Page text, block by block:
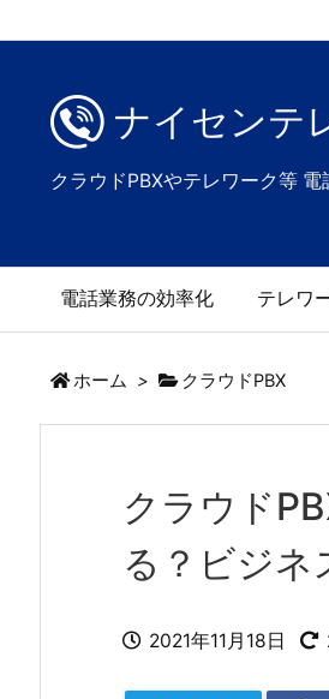
ナイセンテ
クラウドPBXやテレワーク等
電話業務の効率化 テレワ
ホーム > クラウドPBX
クラウド
る？ビジネ
2021年11月18日